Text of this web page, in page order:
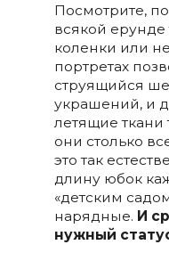
Посмотрите,
всякой ерунде
коленки или
портретах
струящийся
украшений, и
летящие ткани
они столько
это так
длину юбок
«детским
нарядные. И
нужный